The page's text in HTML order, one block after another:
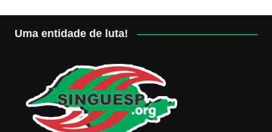
Uma entidade de luta!